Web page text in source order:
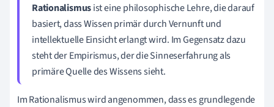
Rationalismusist eine philosophische Lehre, die darauf
basiert, dass Wissen primär durch Vernunft und
intellektuelle Einsicht erlangt wird. Im Gegensatz dazu
steht der Empirismus, der die Sinneserfahrung als
primäre Quelle des Wissens sieht.
Im Rationalismus wird angenommen, dass es grundlegende